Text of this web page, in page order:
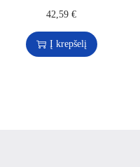
42,59€
Į krepšelį